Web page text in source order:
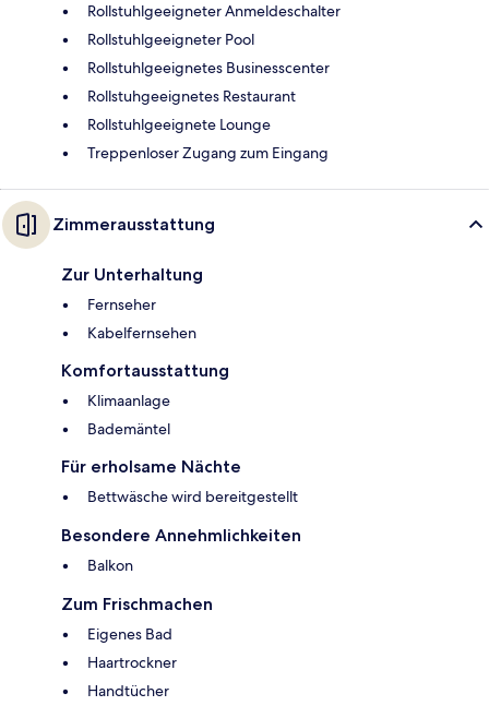
Rollstuhlgeeigneter Anmeldeschalter
Rollstuhlgeeigneter Pool
Rollstuhlgeeignetes Businesscenter
Rollstuhgeeignetes Restaurant
Rollstuhlgeeignete Lounge
Treppenloser Zugang zum Eingang
Zimmerausstattung
Zur Unterhaltung
Fernseher
Kabelfernsehen
Komfortausstattung
Klimaanlage
Bademäntel
Für erholsame Nächte
Bettwäsche wird bereitgestellt
Besondere Annehmlichkeiten
Balkon
Zum Frischmachen
Eigenes Bad
Haartrockner
Handtücher